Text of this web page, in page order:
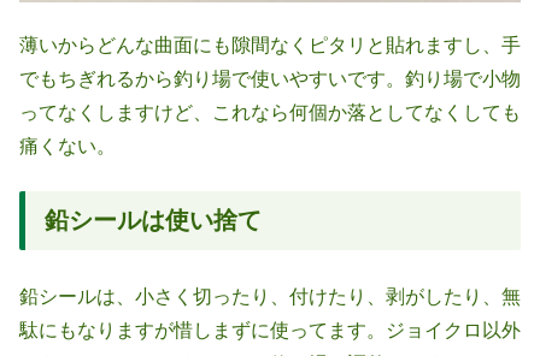
薄いからどんな曲面にも隙間なくピタリと貼れますし、手
でもちぎれるから釣り場で使いやすいです。釣り場で小物
ってなくしますけど、これなら何個か落としてなくしても
痛くない。
鉛シールは使い捨て
鉛シールは、小さく切ったり、付けたり、剥がしたり、無
駄にもなりますが惜しまずに使ってます。ジョイクロ以外